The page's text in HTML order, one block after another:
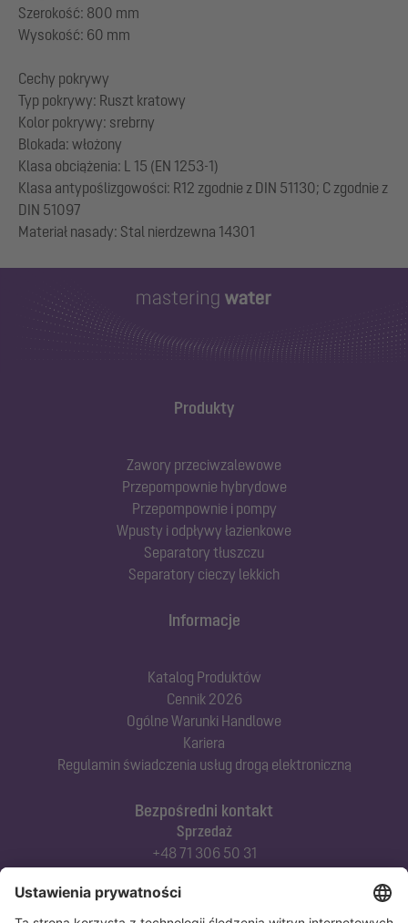
Szerokość: 800 mm
Wysokość: 60 mm
Cechy pokrywy
Typ pokrywy: Ruszt kratowy
Kolor pokrywy: srebrny
Blokada: włożony
Klasa obciążenia: L 15 (EN 1253-1)
Klasa antypoślizgowości: R12 zgodnie z DIN 51130; C zgodnie z
DIN 51097
Produkty
Zawory przeciwzalewowe
Przepompownie hybrydowe
Przepompownie i pompy
Wpusty i odpływy łazienkowe
Separatory tłuszczu
Separatory cieczy lekkich
Bezpośredni kontakt
Sprzedaż
+48 71 306 50 31
Doradztwo techniczne
Informacje
Katalog Produktów
Cennik 2026
Ogólne Warunki Handlowe
Kariera
Regulamin świadczenia usług drogą elektroniczną